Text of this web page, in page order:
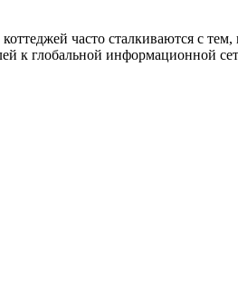
часто сталкиваются с
к глобальной информационной